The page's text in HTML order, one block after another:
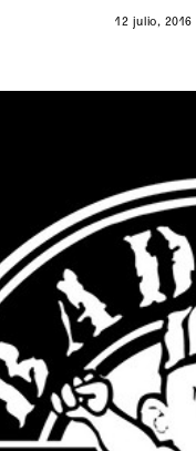
12 julio, 2016